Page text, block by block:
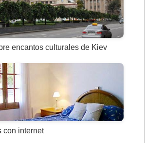
encantos culturales de Kiev
con internet